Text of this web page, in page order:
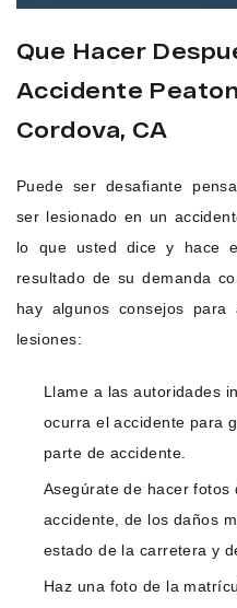
Que Hacer
Accidente
Cordova, CA
Puede ser desafiante
ser lesionado en un
lo que usted dice y hace
resultado de su demanda
hay algunos consejos
lesiones:
Llame a las autoridades
ocurra el accidente para
parte de accidente.
Asegúrate de hacer
accidente, de los daños
estado de la carretera y
Haz una foto de la